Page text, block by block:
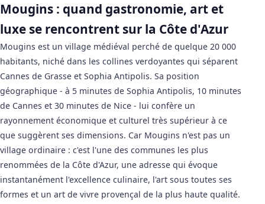
Mougins : quand gastronomie, art et
luxe se rencontrent sur la Côte d'Azur
Mougins est un village médiéval perché de quelque 20 000
habitants, niché dans les collines verdoyantes qui séparent
Cannes de Grasse et Sophia Antipolis. Sa position
géographique - à 5 minutes de Sophia Antipolis, 10 minutes
de Cannes et 30 minutes de Nice - lui confère un
rayonnement économique et culturel très supérieur à ce
que suggèrent ses dimensions. Car Mougins n'est pas un
village ordinaire : c'est l'une des communes les plus
renommées de la Côte d'Azur, une adresse qui évoque
instantanément l'excellence culinaire, l'art sous toutes ses
formes et un art de vivre provençal de la plus haute qualité.